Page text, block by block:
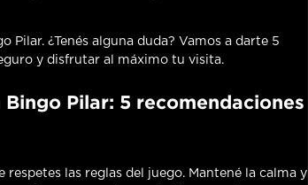
¿Tenés alguna duda? Vamos a darte 5
y disfrutar al máximo tu visita.
Pilar: 5 recomendaciones
las reglas del juego. Mantené la calma y